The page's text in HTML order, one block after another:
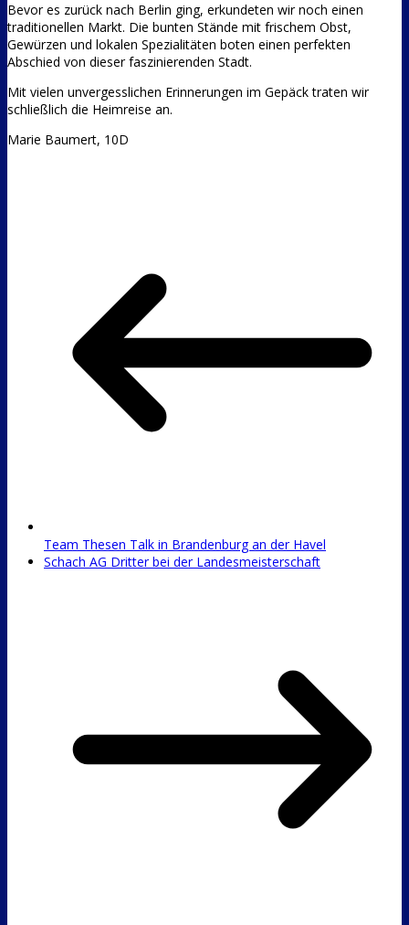
Bevor es zurück nach Berlin ging, erkundeten wir noch einen
traditionellen Markt. Die bunten Stände mit frischem Obst,
Gewürzen und lokalen Spezialitäten boten einen perfekten
Abschied von dieser faszinierenden Stadt.
Mit vielen unvergesslichen Erinnerungen im Gepäck traten wir
schließlich die Heimreise an.
Marie Baumert, 10D
Team Thesen Talk in Brandenburg an der Havel
Schach AG Dritter bei der Landesmeisterschaft